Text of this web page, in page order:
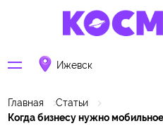
Ижевск
Главная
Статьи
Когда бизнесу нужно